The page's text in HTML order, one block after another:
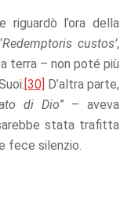
riguardò l’ora della
Redemptoris custos’,
terra – non poté più
[30] D’altra parte,
di Dio” – aveva
stata trafitta
fece silenzio.